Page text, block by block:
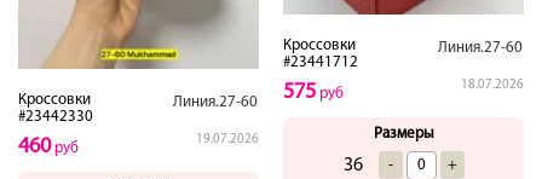
Кроссовки
#23442330
Линия.27-60
19.07.2026
460руб
Кроссовки
#23441712
Линия.27-60
18.07.2026
575 руб
Размеры
36 - +